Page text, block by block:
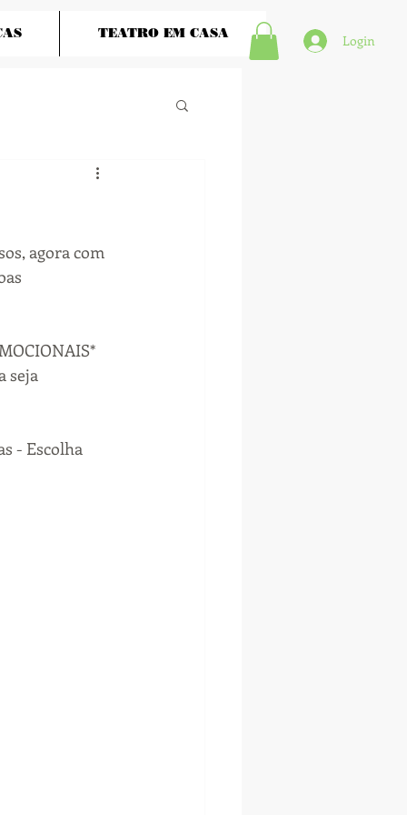
TEATRO EM CASA Login
agora com
seja
- Escolha